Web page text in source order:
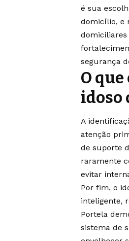
é sua
domicílio, e
domiciliares
segurança
O
idoso
A
atenção
de suporte
raramente
evitar
Por fim, o
inteligente,
Portela
sistema de